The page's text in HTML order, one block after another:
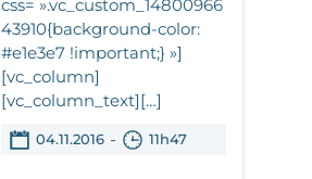
css= ».vc_custom_14800966
43910{background-color:
#e1e3e7 !important;} »]
[vc_column]
[vc_column_text][…]
04.11.2016 - 11h47